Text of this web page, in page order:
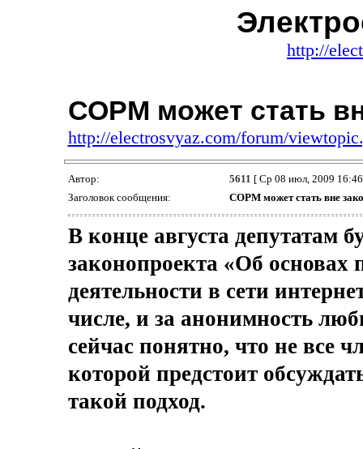
http://
СОРМ может стать
http://electrosvyaz.com/forum/
Автор: 5611 [ Ср 08 июл, 2009
Заголовок сообщения:
СОРМ может стать вне
В конце августа депутатам
законопроекта «Об основах
деятельности в сети
числе, и за анонимность
сейчас понятно, что не все
которой предстоит
такой подход.